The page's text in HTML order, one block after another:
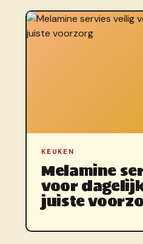
KEUKEN
Melamine
voor
juiste